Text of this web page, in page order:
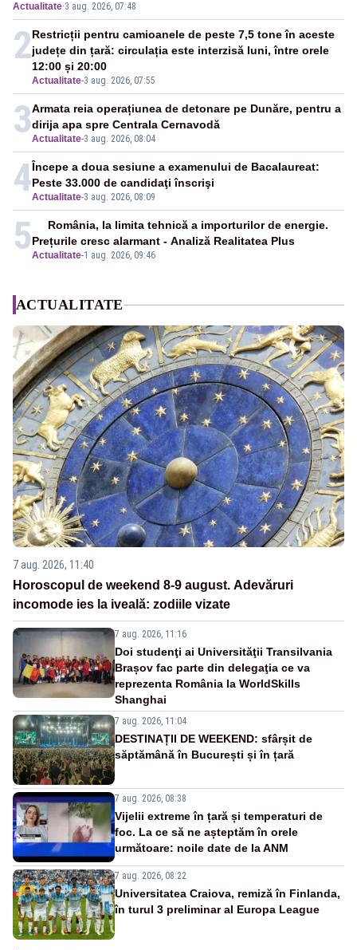
Actualitate·3 aug. 2026, 07:48
2
Actualitate-3 aug. 2026, 07:55
Restricții pentru camioanele de peste 7,5 tone în aceste
județe din țară: circulația este interzisă luni, între orele
12:00 și 20:00
3Actualitate-3 aug. 2026, 08:04
Armata reia operațiunea de detonare pe Dunăre, pentru a
dirija apa spre Centrala Cernavodă
4Actualitate-3 aug. 2026, 08:09
Începe a doua sesiune a examenului de Bacalaureat:
Peste 33.000 de candidaţi înscrişi
5Actualitate-1 aug. 2026, 09:46
România, la limita tehnică a importurilor de energie.
Prețurile cresc alarmant - Analiză Realitatea Plus
ACTUALITATE
7 aug. 2026, 11:40
Horoscopul de weekend 8-9 august. Adevăruri
incomode ies la iveală: zodiile vizate
7 aug. 2026, 11:16
Doi studenţi ai Universităţii Transilvania
Brașov fac parte din delegaţia ce va
reprezenta România la WorldSkills
Shanghai
7 aug. 2026, 11:04
DESTINAȚII DE WEEKEND: sfârșit de
săptămână în București și în țară
7 aug. 2026, 08:38
Vijelii extreme în țară și temperaturi de
foc. La ce să ne așteptăm în orele
următoare: noile date de la ANM
7 aug. 2026, 08:22
Universitatea Craiova, remiză în Finlanda,
în turul 3 preliminar al Europa League